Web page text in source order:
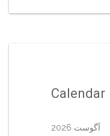
Calendar
آگوست 2026